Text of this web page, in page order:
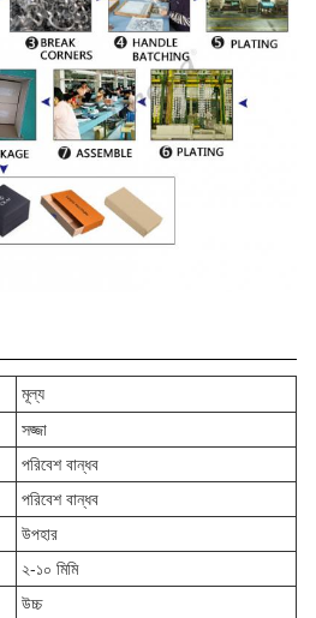
মূল্য
সজ্জা
পরিবেশ বান্ধব
পরিবেশ বান্ধব
উপহার
২-১০ মিমি
উচ্চ